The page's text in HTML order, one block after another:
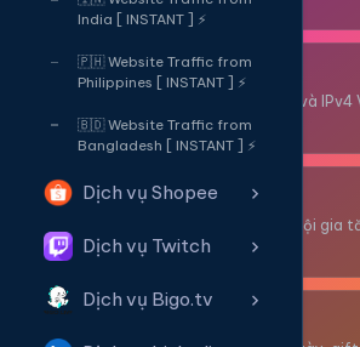
India [ INSTANT ] ⚡
🇵🇭 Website Traffic from
Philippines [ INSTANT ] ⚡
🇧🇩 Website Traffic from
Bangladesh [ INSTANT ] ⚡
Dịch vụ Shopee
Dịch vụ Twitch
Dịch vụ Bigo.tv
Thuê Proxy
Proxy dân cư xoay và IPv4
cao.
Giải Trí
Thư giãn và có cơ hội gia
khoản.